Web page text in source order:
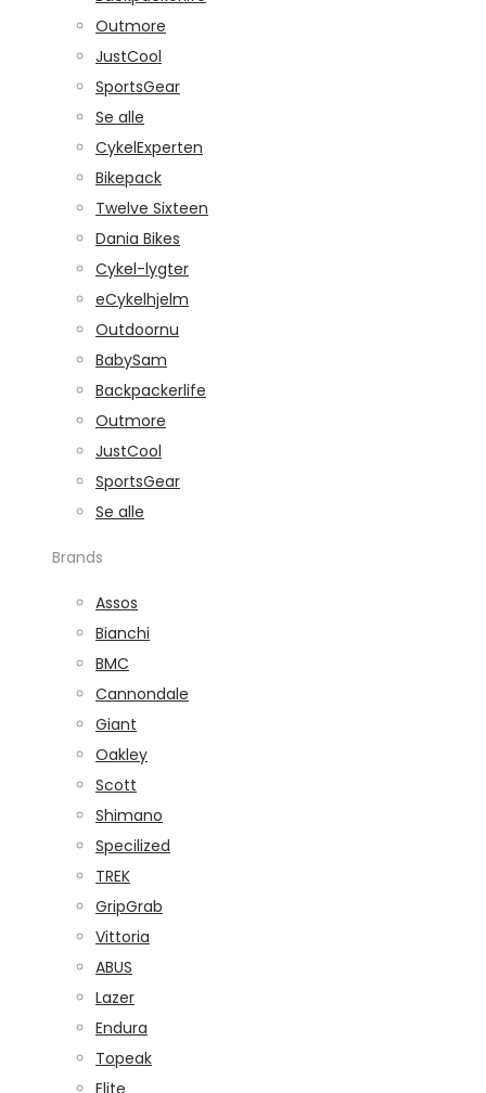
Outmore
JustCool
SportsGear
Se alle
CykelExperten
Bikepack
Twelve Sixteen
Dania Bikes
Cykel-lygter
eCykelhjelm
Outdoornu
BabySam
Backpackerlife
Outmore
JustCool
SportsGear
Se alle
Brands
Assos
Bianchi
BMC
Cannondale
Giant
Oakley
Scott
Shimano
Specilized
TREK
GripGrab
Vittoria
ABUS
Lazer
Endura
Topeak
Elite